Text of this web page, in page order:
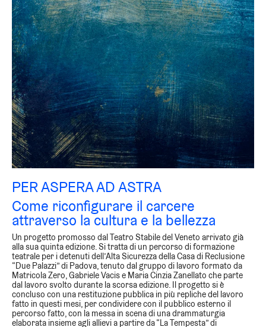
PER ASPERA AD ASTRA
Come riconfigurare il carcere
attraverso la cultura e la bellezza
Un progetto promosso dal Teatro Stabile del Veneto arrivato già
alla sua quinta edizione. Si tratta di un percorso di formazione
teatrale per i detenuti dell’Alta Sicurezza della Casa di Reclusione
“Due Palazzi” di Padova, tenuto dal gruppo di lavoro formato da
Matricola Zero, Gabriele Vacis e Maria Cinzia Zanellato che parte
dal lavoro svolto durante la scorsa edizione. Il progetto si è
concluso con una restituzione pubblica in più repliche del lavoro
fatto in questi mesi, per condividere con il pubblico esterno il
percorso fatto,con la messa in scena di una drammaturgia
elaborata insieme agli allievi a partire da “La Tempesta” di